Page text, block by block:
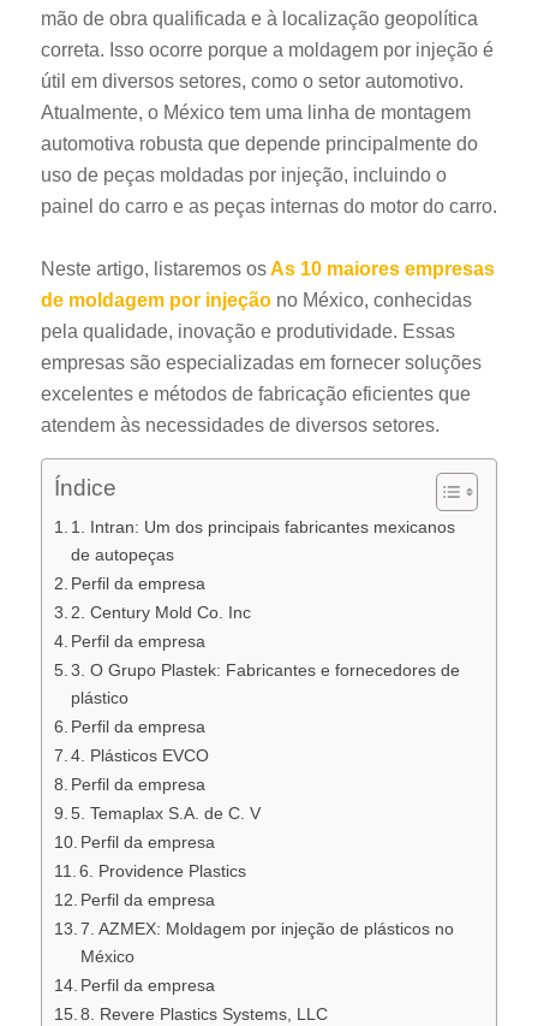
mão de obra qualificada e à localização geopolítica
correta. Isso ocorre porque a moldagem por injeção é
útil em diversos setores, como o setor automotivo.
Atualmente, o México tem uma linha de montagem
automotiva robusta que depende principalmente do
uso de peças moldadas por injeção, incluindo o
painel do carro e as peças internas do motor do carro.
Neste artigo, listaremos osAs 10 maiores empresas
de moldagem por injeçãono México, conhecidas
pela qualidade, inovação e produtividade. Essas
empresas são especializadas em fornecer soluções
excelentes e métodos de fabricação eficientes que
atendem às necessidades de diversos setores.
Índice
1. Intran: Um dos principais fabricantes mexicanos
de autopeças
Perfil da empresa
2. Century Mold Co. Inc
Perfil da empresa
3. O Grupo Plastek: Fabricantes e fornecedores de
plástico
Perfil da empresa
4. Plásticos EVCO
Perfil da empresa
5. Temaplax S.A. de C. V
Perfil da empresa
6. Providence Plastics
Perfil da empresa
7. AZMEX: Moldagem por injeção de plásticos no
México
Perfil da empresa
8. Revere Plastics Systems, LLC